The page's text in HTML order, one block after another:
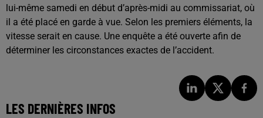
lui-même samedi en début d’après-midi au commissariat, où
il a été placé en garde à vue. Selon les premiers éléments, la
vitesse serait en cause. Une enquête a été ouverte afin de
déterminer les circonstances exactes de l’accident.
LES DERNIÈRES INFOS